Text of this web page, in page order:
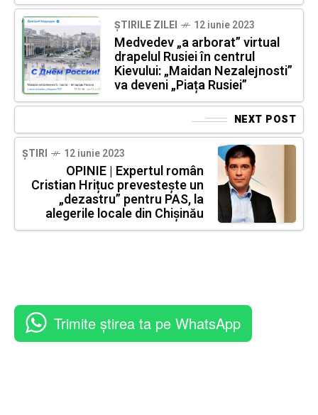
ȘTIRILE ZILEI 12 iunie 2023
Medvedev „a arborat” virtual
drapelul Rusiei în centrul
Kievului: „Maidan Nezalejnosti”
va deveni „Piața Rusiei”
NEXT POST
ȘTIRI 12 iunie 2023
OPINIE | Expertul român
Cristian Hrițuc prevestește un
„dezastru” pentru PAS, la
alegerile locale din Chișinău
Trimite știrea ta pe WhatsApp